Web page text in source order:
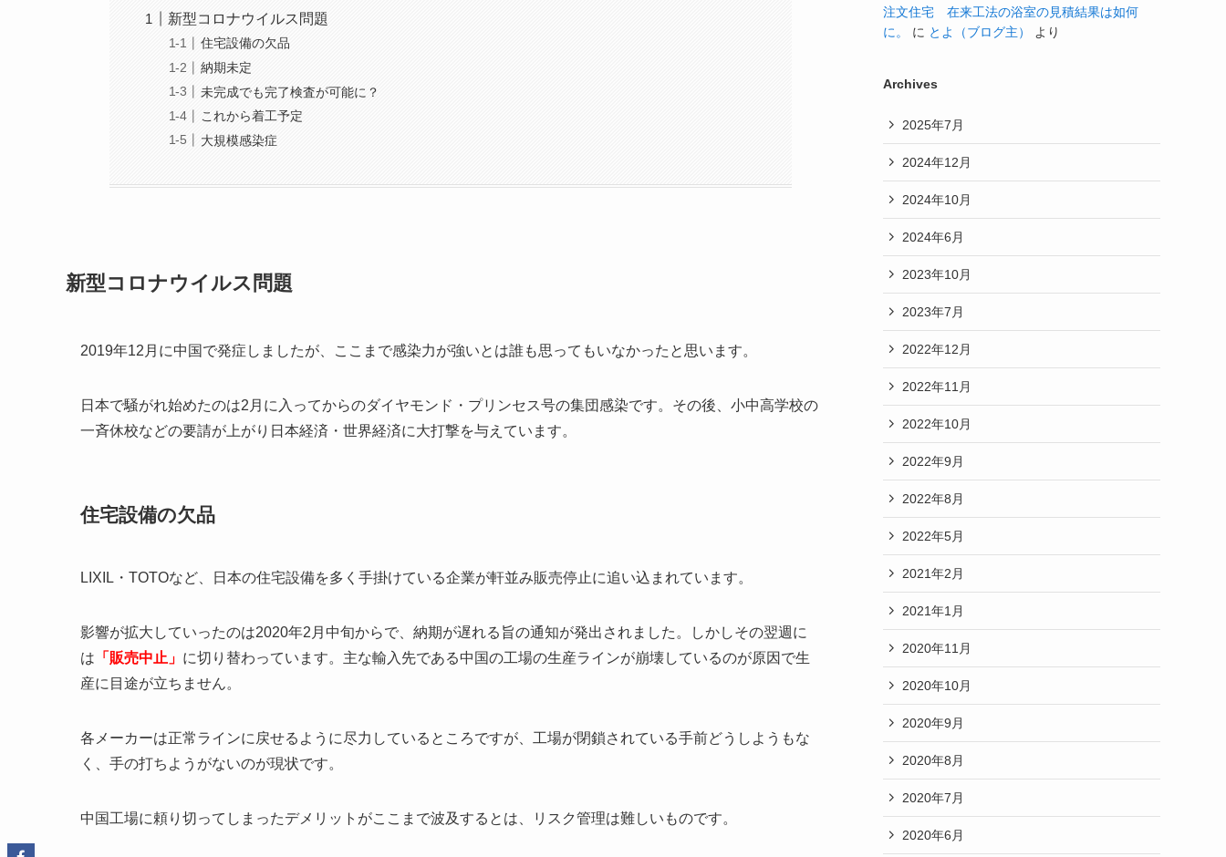
新型コロナウイルス問題
住宅設備の欠品
納期未定
未完成でも完了検査が可能に？
これから着工予定
大規模感染症
新型コロナウイルス問題
2019年12月に中国で発症しましたが、ここまで感染力が強いとは誰も思ってもいなかったと思います。
日本で騒がれ始めたのは2月に入ってからのダイヤモンド・プリンセス号の集団感染です。その後、小中高学校の
一斉休校などの要請が上がり日本経済・世界経済に大打撃を与えています。
住宅設備の欠品
LIXIL・TOTOなど、日本の住宅設備を多く手掛けている企業が軒並み販売停止に追い込まれています。
影響が拡大していったのは2020年2月中旬からで、納期が遅れる旨の通知が発出されました。しかしその翌週に
は 「販売中止」 に切り替わっています。主な輸入先である中国の工場の生産ラインが崩壊しているのが原因で生
産に目途が立ちません。
各メーカーは正常ラインに戻せるように尽力しているところですが、工場が閉鎖されている手前どうしようもな
く、手の打ちようがないのが現状です。
中国工場に頼り切ってしまったデメリットがここまで波及するとは、リスク管理は難しいものです。
注文住宅 在来工法の浴室の見積結果は如何
に。
に とよ（ブログ主） より
Archives
2025年7月
2024年12月
2024年10月
2024年6月
2023年10月
2023年7月
2022年12月
2022年11月
2022年10月
2022年9月
2022年8月
2022年5月
2021年2月
2021年1月
2020年11月
2020年10月
2020年9月
2020年8月
2020年7月
2020年6月